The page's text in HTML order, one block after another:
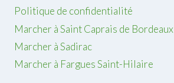
Politique de confidentialité
Marcher à Saint Caprais de Bordeaux
Marcher à Sadirac
Marcher à Fargues Saint-Hilaire